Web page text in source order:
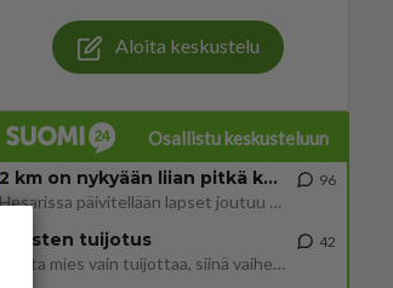
Aloita keskustelu
Osallistu keskusteluun
2 km on nykyään liian pitkä koulumatka
Hesarissa päivitellään lapset joutuu nyt kulkemaan 2 km kouluun jösses. Ruostefillarilla tuo matka menee vaikka miten äk
96
Miesten tuijotus
Mutta mies vain tuijottaa, siinä vaiheessa käännän itse pään pois. Mikä juttu? Yleensä jos joku tuijottaa tai katsoo, hä
42